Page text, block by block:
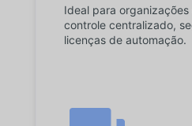
Ideal para
controle centralizado,
licenças de automação.